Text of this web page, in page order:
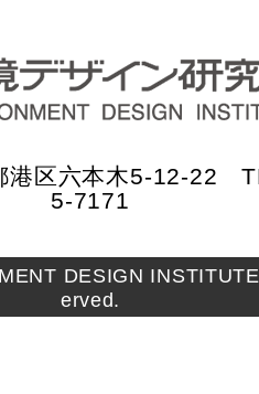
区六本木5-12-22
5-7171
DESIGN
erved.